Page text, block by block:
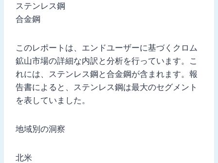
ステンレス鋼
合金鋼
このレポートは、エンドユーザーに基づくクロム
鉱山市場の詳細な内訳と分析を行っています。こ
れには、ステンレス鋼と合金鋼が含まれます。報
告書によると、ステンレス鋼は最大のセグメント
を表していました。
地域別の洞察
北米